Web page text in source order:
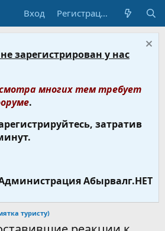
Вход Регистрация
зарегистрирован у нас
многих тем требует
.
затратив
Абырвалг.НЕТ
туристу)